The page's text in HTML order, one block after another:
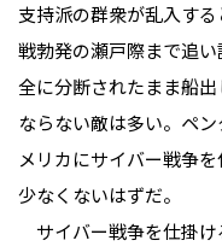
支持派の群衆が乱入す
戦勃発の瀬戸際まで追
全に分断されたまま船
ならない敵は多い。ペ
メリカにサイバー戦争
少なくないはずだ。
サイバー戦争を仕掛け